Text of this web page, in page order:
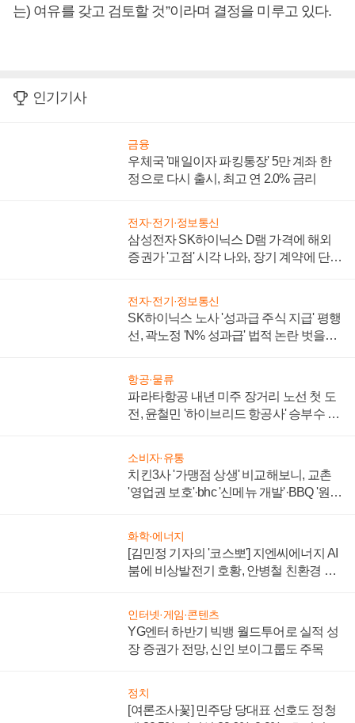
는) 여유를 갖고 검토할 것”이라며 결정을 미루고 있다.
인기기사
금융
우체국 '매일이자 파킹통장' 5만 계좌 한
정으로 다시 출시, 최고 연 2.0% 금리
전자·전기·정보통신
삼성전자 SK하이닉스 D램 가격에 해외
증권가 '고점' 시각 나와, 장기 계약에 단점
전자·전기·정보통신
SK하이닉스 노사 '성과급 주식 지급' 평행
선, 곽노정 'N% 성과급' 법적 논란 벗을지
항공·물류
파라타항공 내년 미주 장거리 노선 첫 도
전, 윤철민 '하이브리드 항공사' 승부수 통
소비자·유통
치킨3사 '가맹점 상생' 비교해보니, 교촌
'영업권 보호'·bhc '신메뉴 개발'·BBQ '원가
화학·에너지
[김민정 기자의 '코스뽀'] 지엔씨에너지 AI
붐에 비상발전기 호황, 안병철 친환경 에
인터넷·게임·콘텐츠
YG엔터 하반기 빅뱅 월드투어로 실적 성
장 증권가 전망, 신인 보이그룹도 주목
정치
[여론조사꽃] 민주당 당대표 선호도 정청